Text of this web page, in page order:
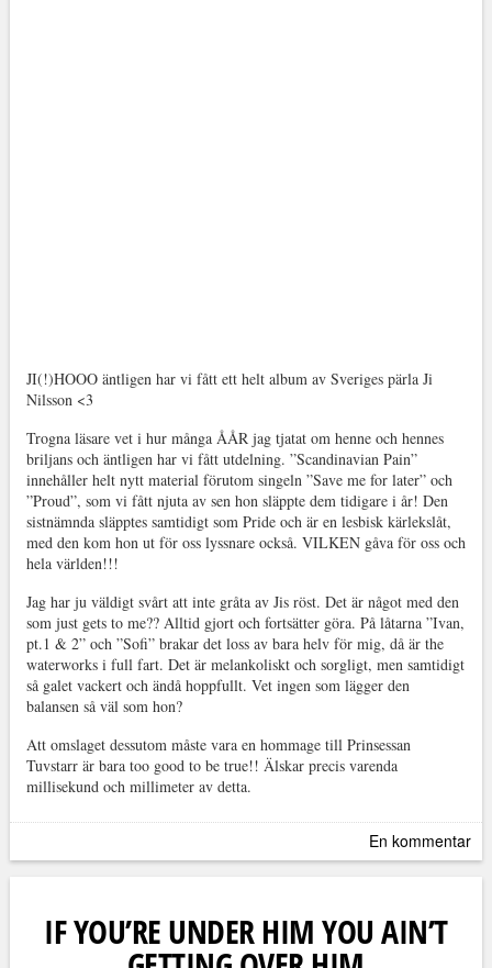
JI(!)HOOO äntligen har vi fått ett helt album av Sveriges pärla Ji
Nilsson <3
Trogna läsare vet i hur många ÅÅR jag tjatat om henne och hennes
briljans och äntligen har vi fått utdelning. ”Scandinavian Pain”
innehåller helt nytt material förutom singeln ”Save me for later” och
”Proud”, som vi fått njuta av sen hon släppte dem tidigare i år! Den
sistnämnda släpptes samtidigt som Pride och är en lesbisk kärlekslåt,
med den kom hon ut för oss lyssnare också. VILKEN gåva för oss och
hela världen!!!
Jag har ju väldigt svårt att inte gråta av Jis röst. Det är något med den
som just gets to me?? Alltid gjort och fortsätter göra. På låtarna ”Ivan,
pt.1 & 2” och ”Sofi” brakar det loss av bara helv för mig, då är the
waterworks i full fart. Det är melankoliskt och sorgligt, men samtidigt
så galet vackert och ändå hoppfullt. Vet ingen som lägger den
balansen så väl som hon?
Att omslaget dessutom måste vara en hommage till Prinsessan
Tuvstarr är bara too good to be true!! Älskar precis varenda
millisekund och millimeter av detta.
En kommentar
IF YOU’RE UNDER HIM YOU AIN’T